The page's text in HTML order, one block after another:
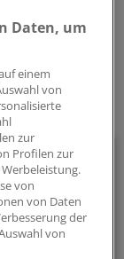
das tägliche
Analysen,
die die Agenda
Daten, um
einem
von
zur
Profilen zur
von
von Daten
der
von